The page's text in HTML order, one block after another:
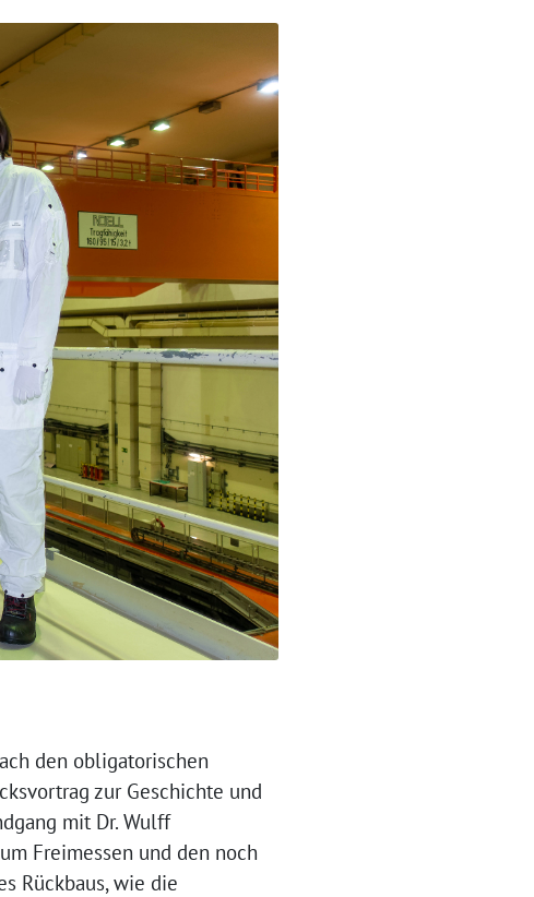
den obligatorischen
zur Geschichte und
mit Dr. Wulff
Freimessen und den noch
Rückbaus, wie die